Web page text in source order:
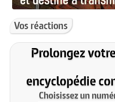
Vos réactions
Prolongez
encyclopédie
Choisissez un